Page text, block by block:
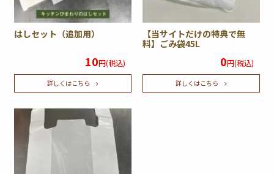
はしセット（追加用）
10円(税込)
詳しくはこちら
【当サイトだけの特典で無
料】ごみ袋45L
0円(税込)
詳しくはこちら